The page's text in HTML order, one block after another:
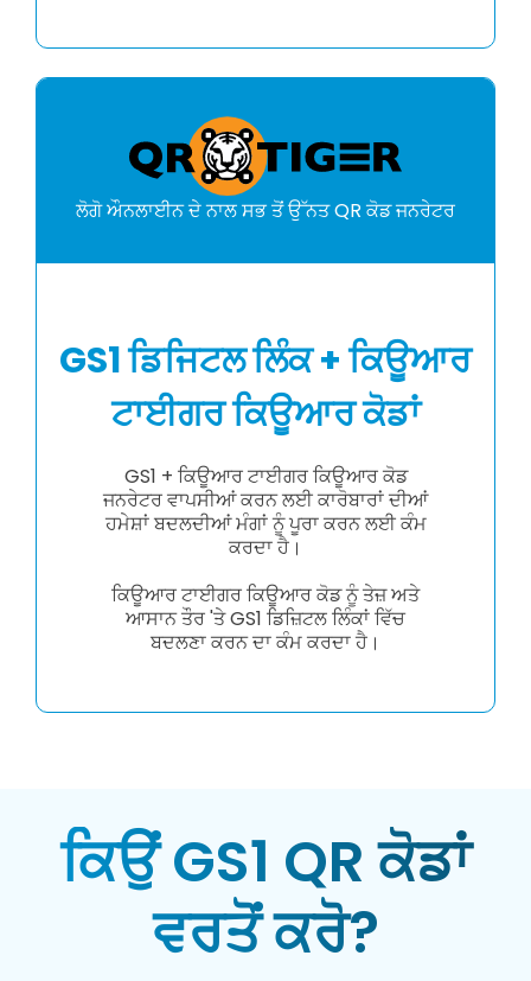
ਲੋਗੋ ਔਨਲਾਈਨ ਦੇ ਨਾਲ ਸਭ ਤੋਂ ਉੱਨਤ QR ਕੋਡ ਜਨਰੇਟਰ
GS1 ਡਿਜਿਟਲ ਲਿੰਕ + ਕਿਊਆਰ
ਟਾਈਗਰ ਕਿਊਆਰ ਕੋਡਾਂ
GS1 + ਕਿਊਆਰ ਟਾਈਗਰ ਕਿਊਆਰ ਕੋਡ
ਜਨਰੇਟਰ ਵਾਪਸੀਆਂ ਕਰਨ ਲਈ ਕਾਰੋਬਾਰਾਂ ਦੀਆਂ
ਹਮੇਸ਼ਾਂ ਬਦਲਦੀਆਂ ਮੰਗਾਂ ਨੂੰ ਪੂਰਾ ਕਰਨ ਲਈ ਕੰਮ
ਕਰਦਾ ਹੈ।
ਕਿਊਆਰ ਟਾਈਗਰ ਕਿਊਆਰ ਕੋਡ ਨੂੰ ਤੇਜ਼ ਅਤੇ
ਆਸਾਨ ਤੌਰ 'ਤੇ GS1 ਡਿਜ਼ਿਟਲ ਲਿੰਕਾਂ ਵਿੱਚ
ਬਦਲਣਾ ਕਰਨ ਦਾ ਕੰਮ ਕਰਦਾ ਹੈ।
ਕਿਉਂ GS1 QR ਕੋਡਾਂ
ਵਰਤੋਂ ਕਰੋ?